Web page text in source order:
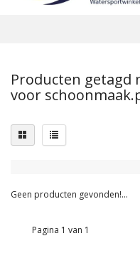
Producten getagd
voor
Geen producten gevonden!...
Pagina 1 van 1